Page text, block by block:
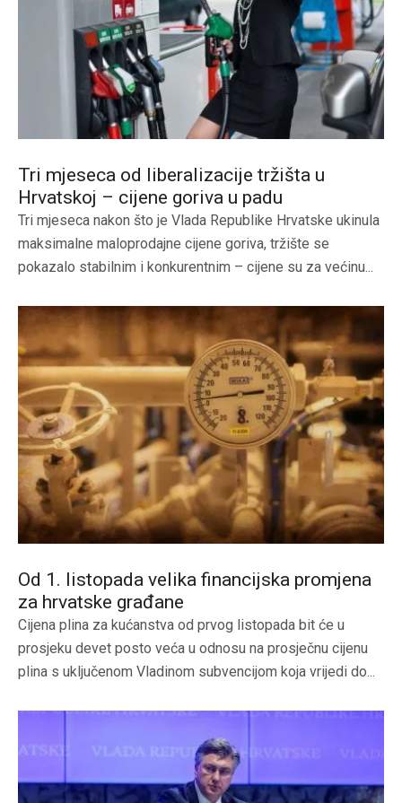
Tri mjeseca od liberalizacije tržišta u
Hrvatskoj – cijene goriva u padu
Tri mjeseca nakon što je Vlada Republike Hrvatske ukinula
maksimalne maloprodajne cijene goriva, tržište se
pokazalo stabilnim i konkurentnim – cijene su za većinu...
Od 1. listopada velika financijska promjena
za hrvatske građane
Cijena plina za kućanstva od prvog listopada bit će u
prosjeku devet posto veća u odnosu na prosječnu cijenu
plina s uključenom Vladinom subvencijom koja vrijedi do...